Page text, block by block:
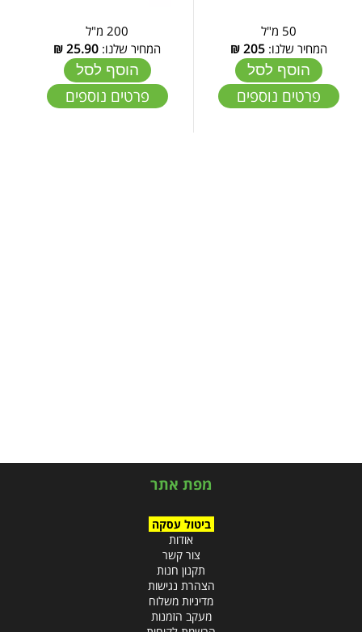
50 מ"ל
המחיר שלנו: 205
₪
הוסף לסל
פרטים נוספים
200 מ"ל
המחיר שלנו: 25.90
₪
הוסף לסל
פרטים נוספים
מפת אתר
ביטול עסקה
אודות
צור קשר
תקנון חנות
הצהרת נגישות
מדיניות משלוח
מעקב הזמנות